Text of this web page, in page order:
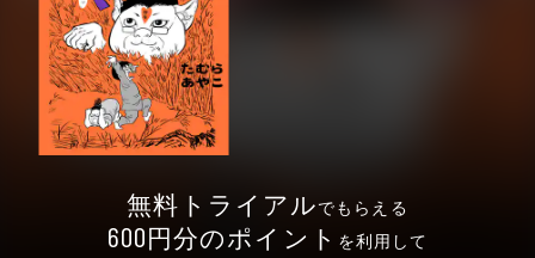
無料トライアルでもらえる
600円分のポイント を利用して